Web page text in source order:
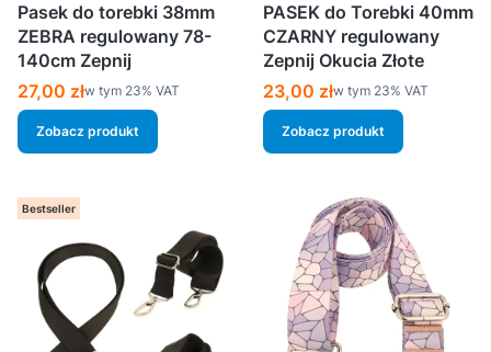
Pasek do torebki 38mm
ZEBRA regulowany 78-
140cm Zepnij
Cena brutto
27,00 złw tym %s VAT
w tym 23% VAT
Zobacz produkt
PASEK do Torebki 40mm
CZARNY regulowany
Zepnij Okucia Złote
Cena brutto
23,00 złw tym %s VAT
w tym 23% VAT
Zobacz produkt
Bestseller